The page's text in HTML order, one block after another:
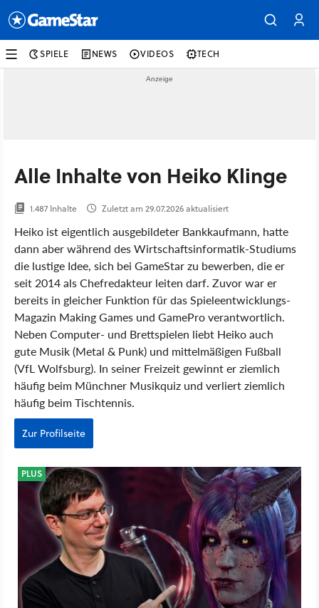
SPIELE NEWS VIDEOS TECH
Alle Inhalte von Heiko Klinge
1.487 Inhalte Zuletzt am 29.07.2026 aktualisiert
Heiko ist eigentlich ausgebildeter Bankkaufmann, hatte
dann aber während des Wirtschaftsinformatik-Studiums
die lustige Idee, sich bei GameStar zu bewerben, die er
seit 2014 als Chefredakteur leiten darf. Zuvor war er
bereits in gleicher Funktion für das Spieleentwicklungs-
Magazin Making Games und GamePro verantwortlich.
Neben Computer- und Brettspielen liebt Heiko auch
gute Musik (Metal & Punk) und mittelmäßigen Fußball
(VfL Wolfsburg). In seiner Freizeit gewinnt er ziemlich
häufig beim Münchner Musikquiz und verliert ziemlich
häufig beim Tischtennis.
Zur Profilseite
PLUS